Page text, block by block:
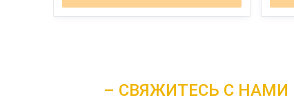
– СВЯЖИТЕСЬ С НАМИ